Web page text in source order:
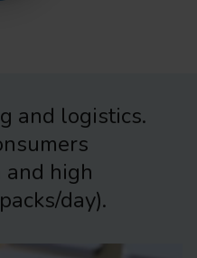
and logistics.
high
day).